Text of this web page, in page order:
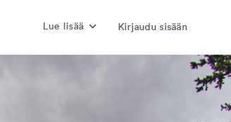
Lue lisää Kirjaudu sisään